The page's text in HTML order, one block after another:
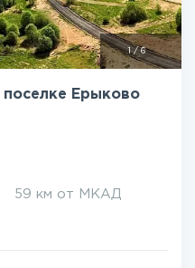
1/6
Ерыково
59 км от МКАД